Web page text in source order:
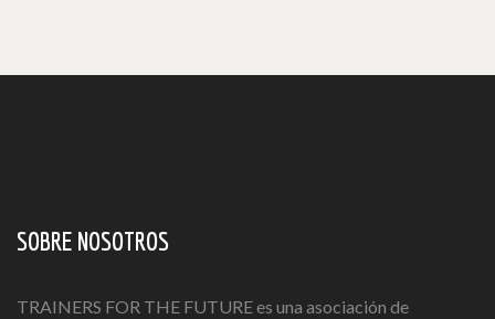
SOBRE NOSOTROS
TRAINERS FOR THE FUTURE es una asociación de